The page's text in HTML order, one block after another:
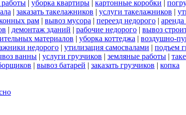
работы | уборка квартиры | картонные коробки |
| заказать такелажников | услуги такелажников |
рам | вывоз мусора | переезд недорого | аренда
| демонтаж зданий | рабочие недорого | вывоз
материалов | уборка коттеджа | воздушно-
недорого | утилизация самосвалами | подъем
ванны | услуги грузчиков | земляные работы |
| вывоз батарей | заказать грузчиков | копка